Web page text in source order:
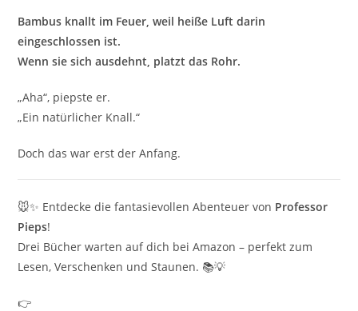
Bambus knallt im Feuer, weil heiße Luft darin
eingeschlossen ist.
Wenn sie sich ausdehnt, platzt das Rohr.
„Aha“, piepste er.
„Ein natürlicher Knall.“
Doch das war erst der Anfang.
🐭✨ Entdecke die fantasievollen Abenteuer von Professor
Pieps!
Drei Bücher warten auf dich bei Amazon – perfekt zum
Lesen, Verschenken und Staunen. 📚💡
👉